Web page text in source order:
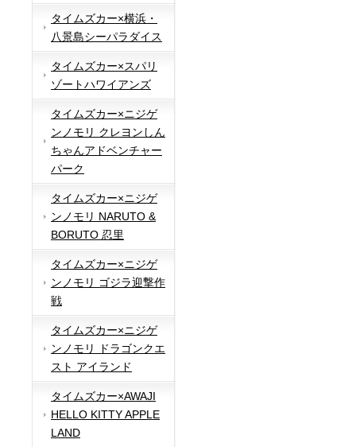
タイムズカー×横浜・
八景島シーパラダイス
タイムズカー×スパリ
ゾートハワイアンズ
タイムズカー×ニジゲ
ンノモリ クレヨンしん
ちゃんアドベンチャー
パーク
タイムズカー×ニジゲ
ンノモリ NARUTO &
BORUTO 忍里
タイムズカー×ニジゲ
ンノモリ ゴジラ迎撃作
戦
タイムズカー×ニジゲ
ンノモリ ドラゴンクエ
スト アイランド
タイムズカー×AWAJI
HELLO KITTY APPLE
LAND